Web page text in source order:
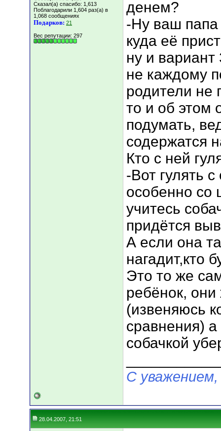
Сказал(а) спасибо: 1,613
Поблагодарили 1,604 раз(а) в
1,068 сообщениях
Подарков: 21
Вес репутации: 297
денем?
-Ну ваш папа
куда её
ну и
не каждому
родители не
то и об этом
подумать,
содержатся
Кто с ней
-Вот гулять
особенно со
учитесь
придётся
А если она
нагадит,кто
Это то же
ребёнок,
(извеняюсь
сравнения)
собачкой
С
28.04.2007, 21:51